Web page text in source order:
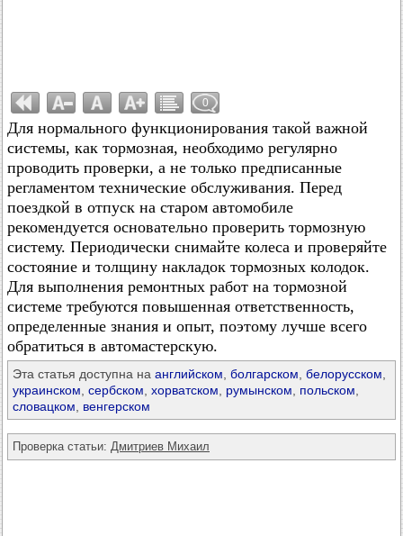
0
Для нормального функционирования такой важной
системы, как тормозная, необходимо регулярно
проводить проверки, а не только предписанные
регламентом технические обслуживания. Перед
поездкой в отпуск на старом автомобиле
рекомендуется основательно проверить тормозную
систему. Периодически снимайте колеса и проверяйте
состояние и толщину накладок тормозных колодок.
Для выполнения ремонтных работ на тормозной
системе требуются повышенная ответственность,
определенные знания и опыт, поэтому лучше всего
обратиться в автомастерскую.
Эта статья доступна на английском болгарском белорусском
украинском сербском хорватском румынском польском
словацком
венгерском
Проверка статьи: Дмитриев Михаил